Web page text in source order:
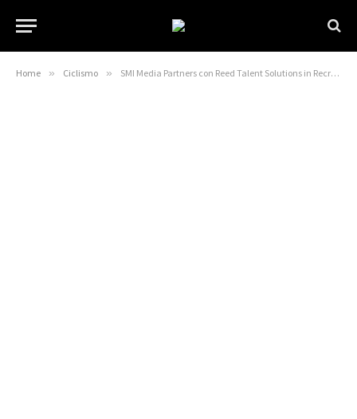
Home » Ciclismo » SMI Media Partners con Reed Talent Solutions in Recruitment Drive